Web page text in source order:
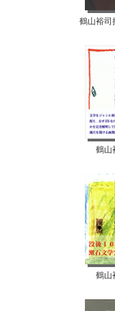
鶴山裕司
鶴山
鶴山